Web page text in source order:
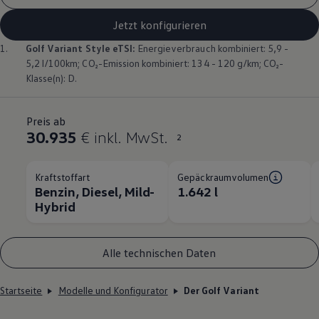
Jetzt konfigurieren
1. Golf Variant Style eTSI: Energieverbrauch kombiniert: 5,9 -
5,2 l/100km; CO₂-Emission kombiniert: 134 - 120 g/km; CO₂-
Klasse(n): D.
Preis ab
30.935 € inkl. MwSt. 2
Kraftstoffart
Benzin, Diesel, Mild-
Hybrid
Gepäckraumvolumen
1.642 l
Alle technischen Daten
Startseite Modelle und Konfigurator Der Golf Variant